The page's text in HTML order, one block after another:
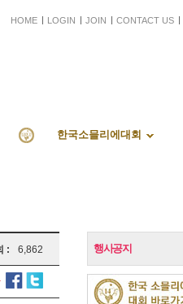
HOME LOGIN JOIN CONTACT US
한국소믈리에대회
: 6,862 행사공지